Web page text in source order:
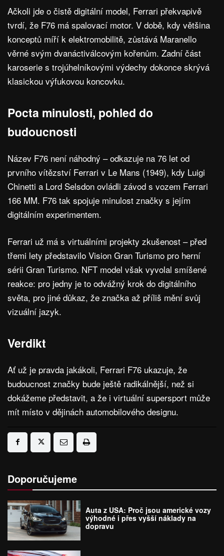
Ačkoli jde o čistě digitální model, Ferrari překvapivě
tvrdí, že F76 má spalovací motor. V době, kdy většina
konceptů míří k elektromobilitě, zůstává Maranello
věrné svým dvanáctiválcovým kořenům. Zadní část
karoserie s trojúhelníkovými výdechy dokonce skrývá
klasickou výfukovou koncovku.
Pocta minulosti, pohled do
budoucnosti
Název F76 není náhodný – odkazuje na 76 let od
prvního vítězství Ferrari v Le Mans (1949), kdy Luigi
Chinetti a Lord Selsdon ovládli závod s vozem Ferrari
166 MM. F76 tak spojuje minulost značky s jejím
digitálním experimentem.
Ferrari už má s virtuálními projekty zkušenost – před
třemi lety představilo Vision Gran Turismo pro herní
sérii Gran Turismo. NFT model však vyvolal smíšené
reakce: pro jedny je to odvážný krok do digitálního
světa, pro jiné důkaz, že značka až příliš mění svůj
vizuální jazyk.
Verdikt
Ať už je pravda jakákoli, Ferrari F76 ukazuje, že
budoucnost značky bude ještě radikálnější, než si
dokážeme představit, a že i virtuální supersport může
mít místo v dějinách automobilového designu.
Doporučujeme
Auta z USA: Proč jsou americké vozy
výhodné i přes vyšší náklady na
dopravu